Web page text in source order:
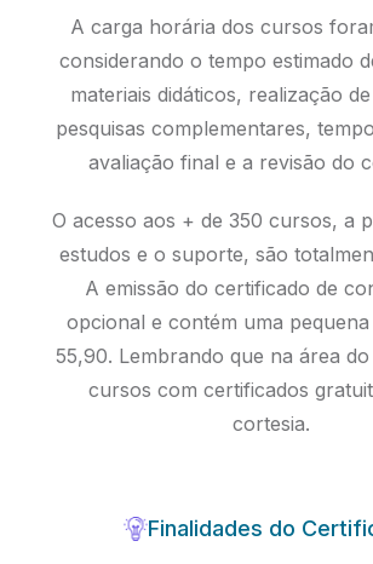
A carga horária dos cursos
considerando o tempo estimado
materiais didáticos, realização
pesquisas complementares,
avaliação final e a revisão do
O acesso aos + de 350 cursos, a
estudos e o suporte, são
A emissão do certificado de
opcional e contém uma
55,90. Lembrando que na área
cursos com certificados
cortesia.
Finalidades do